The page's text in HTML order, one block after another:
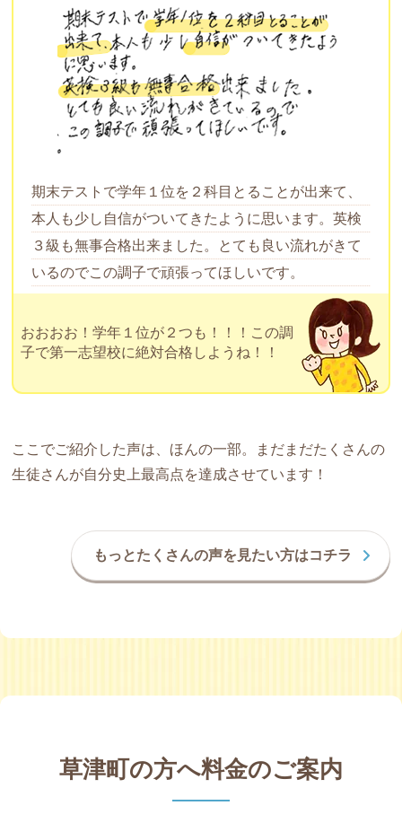
期末テストで学年１位を２科目とることが出来て、
本人も少し自信がついてきたように思います。英検
３級も無事合格出来ました。とても良い流れがきて
いるのでこの調子で頑張ってほしいです。
おおおお！学年１位が２つも！！！この調
子で第一志望校に絶対合格しようね！！
ここでご紹介した声は、ほんの一部。まだまだたくさんの
生徒さんが自分史上最高点を達成させています！
もっとたくさんの声を見たい方はコチラ
草津町の方へ料金のご案内